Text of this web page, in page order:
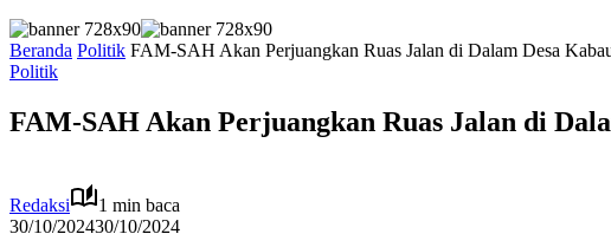
Beranda Politik FAM-SAH Akan Perjuangkan Ruas Jalan di Dalam Desa
Politik
FAM-SAH Akan Perjuangkan Ruas Jalan di
Redaksi
1 min baca
30/10/202430/10/2024